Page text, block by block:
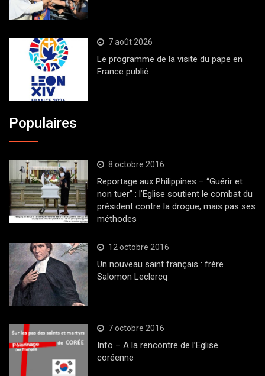
7 août 2026
Le programme de la visite du pape en
France publié
Populaires
8 octobre 2016
Reportage aux Philippines – “Guérir et
non tuer” : l’Eglise soutient le combat du
président contre la drogue, mais pas ses
méthodes
12 octobre 2016
Un nouveau saint français : frère
Salomon Leclercq
7 octobre 2016
Info – A la rencontre de l’Eglise
coréenne